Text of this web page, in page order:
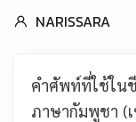
NARISSARA
คำศัพท์ที่ใช้ใน
ภาษากัมพูชา (